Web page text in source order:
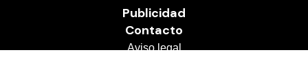
Publicidad
Contacto
Aviso legal